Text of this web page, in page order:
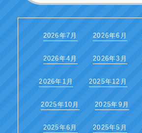
2026年7月 2026年6月
2026年4月 2026年3月
2026年1月 2025年12月
2025年10月 2025年9月
2025年6月 2025年5月